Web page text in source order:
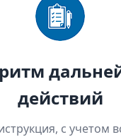
действий
с учетом